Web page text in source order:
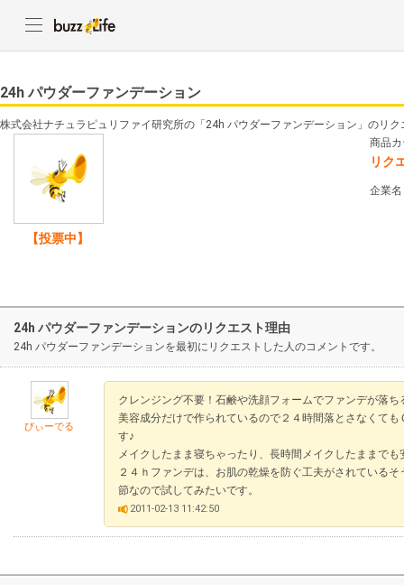
24h パウダーファンデーション
株式会社ナチュラピュリファイ研究所の「24h パウダーファンデーション」のリ
【投票中】
商品
リク
企業
24h パウダーファンデーションのリクエスト理由
24h パウダーファンデーションを最初にリクエストした人のコメントです。
びぃーでる
クレンジング不要！石鹸や洗顔フォームでファンデが落
美容成分だけで作られているので２４時間落とさなくて
す♪
メイクしたまま寝ちゃったり、長時間メイクしたままでも
２４ｈファンデは、お肌の乾燥を防ぐ工夫がされている
節なので試してみたいです。
2011-02-13 11:42:50